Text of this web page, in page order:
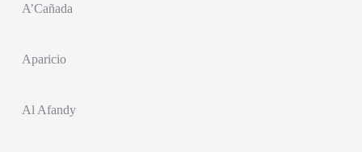
A’Cañada
Aparicio
Al Afandy